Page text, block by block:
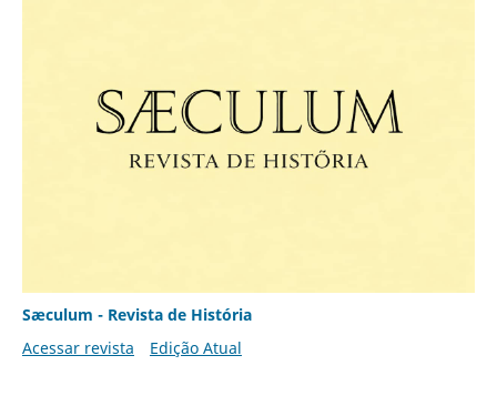
Sæculum - Revista de História
Acessar revista
Edição Atual